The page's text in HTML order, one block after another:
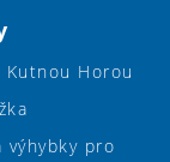
Horou
výhybky pro